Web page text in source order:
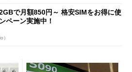
で月額850円～ 格安SIMをお得に使
ペーン実施中！
）